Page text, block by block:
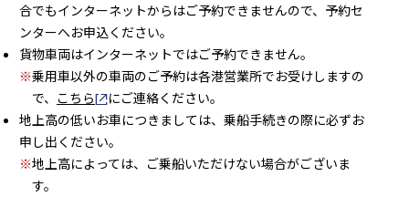
合でもインターネットからはご予約できませんので、予約セ
ンターへお申込ください。
貨物車両はインターネットではご予約できません。
※乗用車以外の車両のご予約は各港営業所でお受けしますの
で、 こちら別窓で開きます
にご連絡ください。
地上高の低いお車につきましては、乗船手続きの際に必ずお
申し出ください。
※地上高によっては、ご乗船いただけない場合がございま
す。